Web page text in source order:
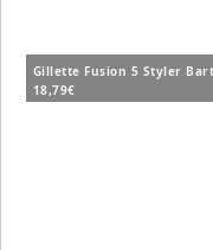
Gillette Fusion 5 Styler
18,79€